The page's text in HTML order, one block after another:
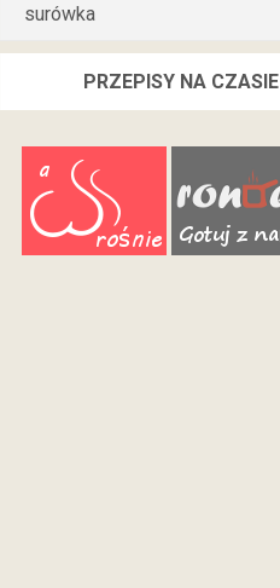
surówka
PRZEPISY NA CZASIE